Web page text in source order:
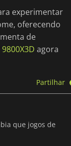
experimentar
oferecendo
de
agora
Partilhar
que jogos de